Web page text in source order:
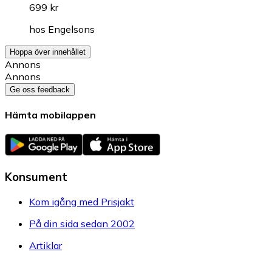
699 kr
hos Engelsons
Hoppa över innehållet
Annons
Annons
Ge oss feedback
Hämta mobilappen
Konsument
Kom igång med Prisjakt
På din sida sedan 2002
Artiklar